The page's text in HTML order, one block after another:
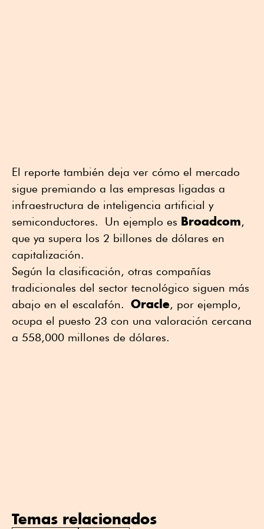
El reporte también deja ver cómo el mercado
sigue premiando a las empresas ligadas a
infraestructura de inteligencia artificial y
semiconductores. Un ejemplo es Broadcom,
que ya supera los 2 billones de dólares en
capitalización.
Según la clasificación, otras compañías
tradicionales del sector tecnológico siguen más
abajo en el escalafón. Oracle, por ejemplo,
ocupa el puesto 23 con una valoración cercana
a 558,000 millones de dólares.
Temas relacionados